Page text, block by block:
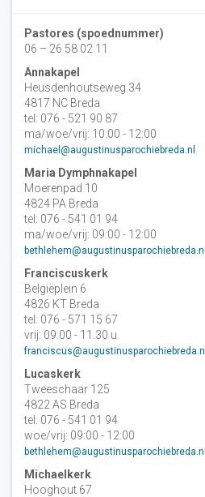
Pastores (spoednummer)
06 – 26 58 02 11
Annakapel
Heusdenhoutseweg 34
4817 NC Breda
tel: 076 - 521 90 87
ma/woe/vrij: 10:00 - 12:00
michael@augustinusparochiebreda.nl
Maria Dymphnakapel
Moerenpad 10
4824 PA Breda
tel: 076 - 541 01 94
ma/woe/vrij: 09:00 - 12:00
bethlehem@augustinusparochiebreda.nl
Franciscuskerk
Belgiëplein 6
4826 KT Breda
tel: 076 - 571 15 67
vrij: 09:00 - 11.30 u
franciscus@augustinusparochiebreda.nl
Lucaskerk
Tweeschaar 125
4822 AS Breda
tel: 076 - 541 01 94
woe/vrij: 09:00 - 12:00
bethlehem@augustinusparochiebreda.nl
Michaelkerk
Hooghout 67